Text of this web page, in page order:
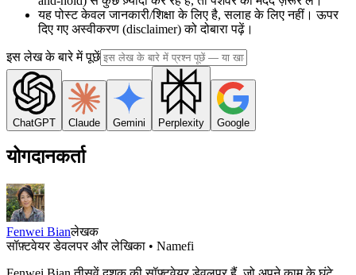
यह पोस्ट केवल जानकारी/शिक्षा के लिए है, सलाह के लिए नहीं। ऊपर
दिए गए अस्वीकरण (disclaimer) को दोबारा पढ़ें।
इस लेख के बारे में पूछें
ChatGPT Claude Gemini Perplexity Google
योगदानकर्ता
Fenwei Bianलेखक
सॉफ़्टवेयर डेवलपर और लेखिका • Namefi